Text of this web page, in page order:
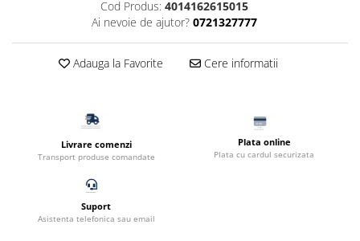
Filtru extern acvariu
Pompe aer acvariu
Neoane si LED-uri pentru acvarii
Incalzitoare
Substrat acvariu
Sterilizator acvariu
Racitoare
Cod Produs: 4014162615015
Ai nevoie de ajutor? 0721327777
Adauga la Favorite Cere informatii
Livrare comenzi
Transport produse comandate
Plata online
Plata cu cardul securizata
Suport
Asistenta telefonica sau email